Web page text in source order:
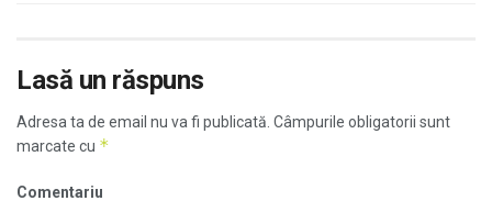
Lasă un răspuns
Adresa ta de email nu va fi publicată. Câmpurile obligatorii sunt
marcate cu *
Comentariu